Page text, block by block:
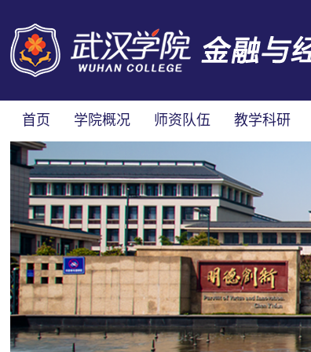
首页 学院概况 师资队伍 教学科研